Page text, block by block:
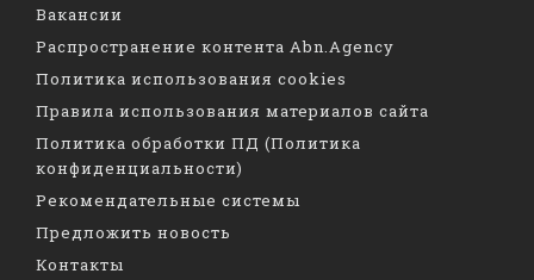
Вакансии
Распространение контента Abn.Agency
Политика использования cookies
Правила использования материалов сайта
Политика обработки ПД (Политика
конфиденциальности)
Рекомендательные системы
Предложить новость
Контакты